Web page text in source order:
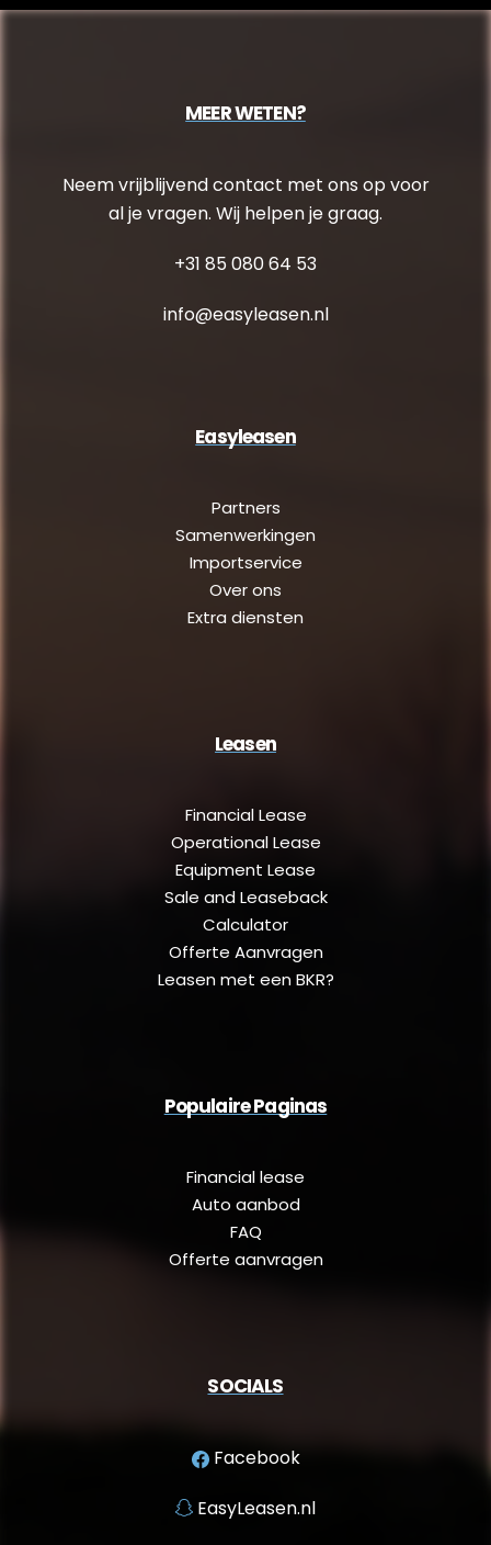
MEER WETEN?
Neem vrijblijvend contact met ons op voor
al je vragen. Wij helpen je graag.
+31 85 080 64 53
info@easyleasen.nl
Easyleasen
Partners
Samenwerkingen
Importservice
Over ons
Extra diensten
Leasen
Financial Lease
Operational Lease
Equipment Lease
Sale and Leaseback
Calculator
Offerte Aanvragen
Leasen met een BKR?
Populaire Paginas
Financial lease
Auto aanbod
FAQ
Offerte aanvragen
SOCIALS
Facebook
EasyLeasen.nl